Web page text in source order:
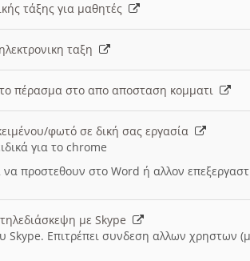
τάξης για μαθητές
ταξη
το πέρασμα στο απο αποσταση κομματι
φωτό σε δική σας εργασία
για το chrome
προστεθουν στο Word ή αλλον
με Skype
Skype. Επιτρέπει συνδεση αλλων